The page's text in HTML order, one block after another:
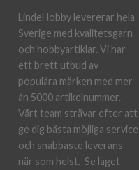
LindeHobby levererar hela
Sverige med kvalitetsgarn
och hobbyartiklar. Vi har
ett brett utbud av
populära märken med mer
än 5000 artikelnummer.
Vårt team strävar efter att
ge dig bästa möjliga service
och snabbaste leverans
när som helst. Se laget